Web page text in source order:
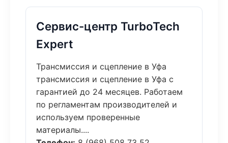
Сервис-центр TurboTech
Expert
Трансмиссия и сцепление в Уфа
трансмиссия и сцепление в Уфа с
гарантией до 24 месяцев. Работаем
по регламентам производителей и
используем проверенные
материалы....